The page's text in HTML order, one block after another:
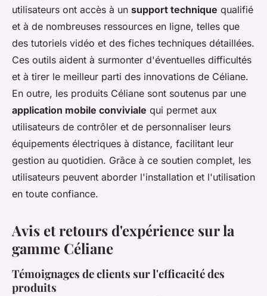
utilisateurs ont accès à un support technique qualifié
et à de nombreuses ressources en ligne, telles que
des tutoriels vidéo et des fiches techniques détaillées.
Ces outils aident à surmonter d'éventuelles difficultés
et à tirer le meilleur parti des innovations de Céliane.
En outre, les produits Céliane sont soutenus par une
application mobile conviviale qui permet aux
utilisateurs de contrôler et de personnaliser leurs
équipements électriques à distance, facilitant leur
gestion au quotidien. Grâce à ce soutien complet, les
utilisateurs peuvent aborder l'installation et l'utilisation
en toute confiance.
Avis et retours d'expérience sur la
gamme Céliane
Témoignages de clients sur l'efficacité des
produits